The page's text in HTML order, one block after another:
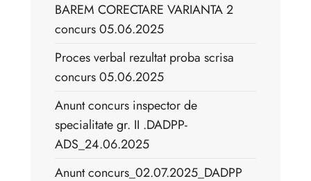
BAREM CORECTARE VARIANTA 2
concurs 05.06.2025
Proces verbal rezultat proba scrisa
concurs 05.06.2025
Anunt concurs inspector de
specialitate gr. II .DADPP-
ADS_24.06.2025
Anunt concurs_02.07.2025_DADPP